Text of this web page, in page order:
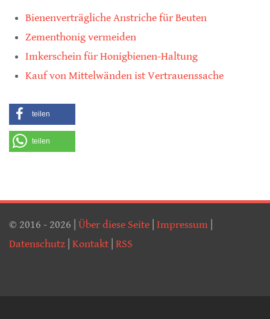
Bienenverträgliche Anstriche für Beuten
Zementhonig vermeiden
Imkerschein für Honigbienen-Haltung
Kauf von Mittelwänden ist Vertrauenssache
teilen
teilen
© 2016 - 2026 | Über diese Seite Impressum
Datenschutz Kontakt RSS